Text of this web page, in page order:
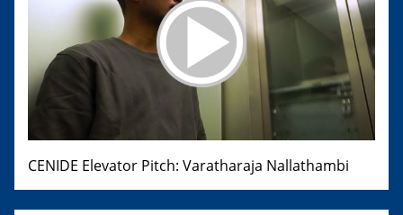
CENIDE Elevator Pitch: Varatharaja Nallathambi